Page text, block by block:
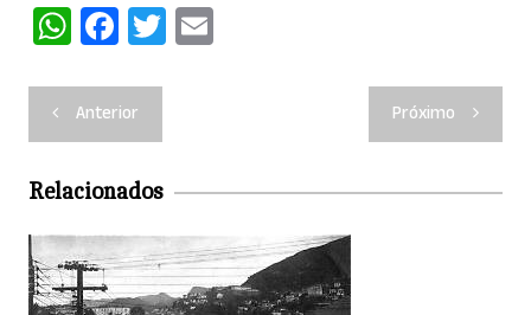
W
at
s
A
p
p
F
c
e
b
o
o
k
T E
Navegação
de
Post
Anterior Próximo
Relacionados